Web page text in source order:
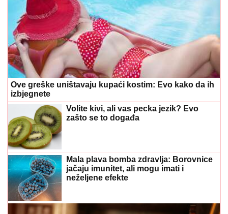
Ove greške uništavaju kupaći kostim: Evo kako da ih
izbjegnete
Volite kivi, ali vas pecka jezik? Evo
zašto se to događa
Mala plava bomba zdravlja: Borovnice
jačaju imunitet, ali mogu imati i
neželjene efekte